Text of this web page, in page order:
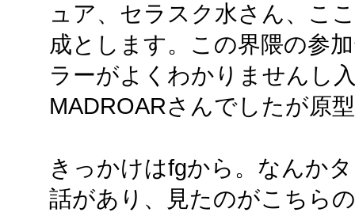
ュア、セラスク水さん、こ
成とします。この界隈の参
ラーがよくわかりませんし
MADROARさんでしたが原
きっかけはfgから。なんか
話があり、見たのがこちら